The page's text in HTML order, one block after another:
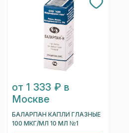
от 1 333 ₽ в
Москве
БАЛАРПАН КАПЛИ ГЛАЗНЫЕ
100 МКГ/МЛ 10 МЛ №1